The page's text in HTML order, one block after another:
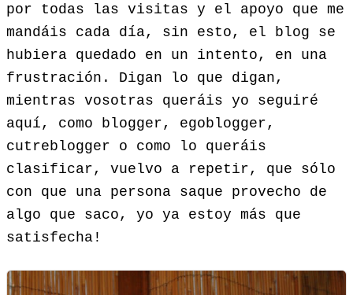
por todas las visitas y el apoyo que me
mandáis cada día, sin esto, el blog se
hubiera quedado en un intento, en una
frustración. Digan lo que digan,
mientras vosotras queráis yo seguiré
aquí, como blogger, egoblogger,
cutreblogger o como lo queráis
clasificar, vuelvo a repetir, que sólo
con que una persona saque provecho de
algo que saco, yo ya estoy más que
satisfecha!